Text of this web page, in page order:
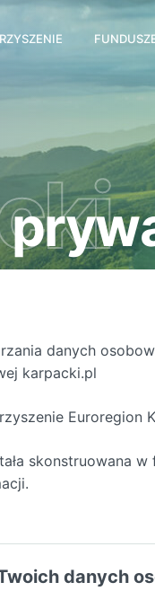
danych
karpacki.pl
Euroregion
skonstruowana
danych